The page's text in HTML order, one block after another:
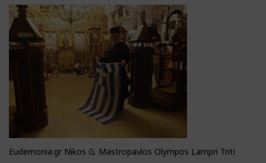
Eudemonia.gr Nikos G. Mastropavlos Olympos Lampri Triti